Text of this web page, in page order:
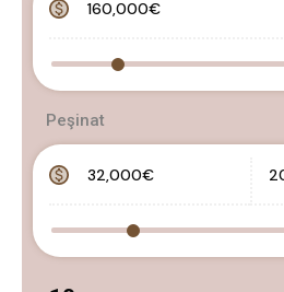
Peşinat